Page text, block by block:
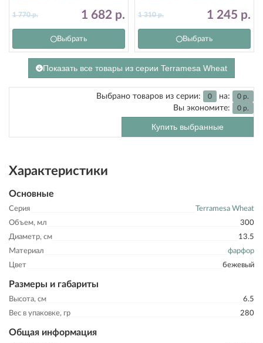
1 682 р.
1 770р.
Выбрать
1 245 р.
1 310р.
Выбрать
Показать все товары из серии Terramesa Wheat
Выбрано товаров из серии: 0 на: 0 р.
Вы экономите: 0 р.
Купить выбранные
Характеристики
Основные
Серия
Terramesa Wheat
Объем, мл
300
Диаметр, см
13.5
Материал
фарфор
Цвет
бежевый
Размеры и габариты
Высота, см
6.5
Вес в упаковке, гр
280
Общая информация